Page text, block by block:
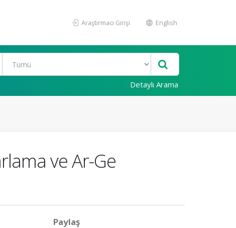
Araştırmacı Girişi English
Detaylı Arama
ve Ar-Ge
Paylaş